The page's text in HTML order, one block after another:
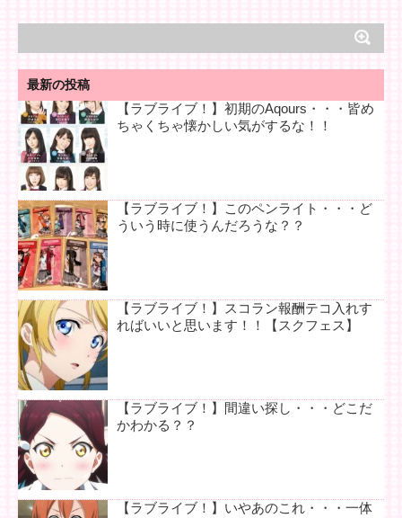
最新の投稿
【ラブライブ！】初期のAqours・・・皆め
ちゃくちゃ懐かしい気がするな！！
【ラブライブ！】このペンライト・・・ど
ういう時に使うんだろうな？？
【ラブライブ！】スコラン報酬テコ入れす
ればいいと思います！！【スクフェス】
【ラブライブ！】間違い探し・・・どこだ
かわかる？？
【ラブライブ！】いやあのこれ・・・一体